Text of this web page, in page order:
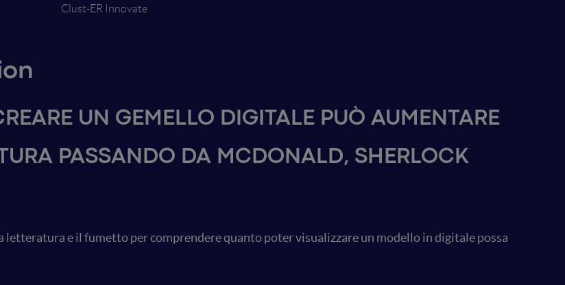
Clust-ER Innovate
UN GEMELLO DIGITALE PUÒ AUMENTARE
PASSANDO DA MCDONALD, SHERLOCK
e il fumetto per comprendere quanto poter visualizzare un modello in digitale possa